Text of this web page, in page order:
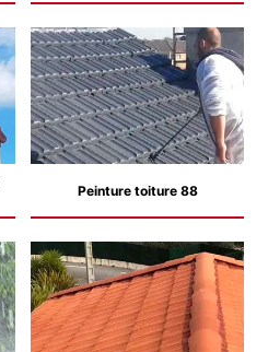
Peinture toiture 88